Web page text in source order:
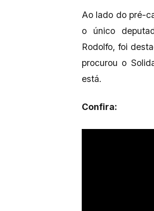
Ao lado do pré-
o único
Rodolfo, foi
procurou o
está.
Confira: